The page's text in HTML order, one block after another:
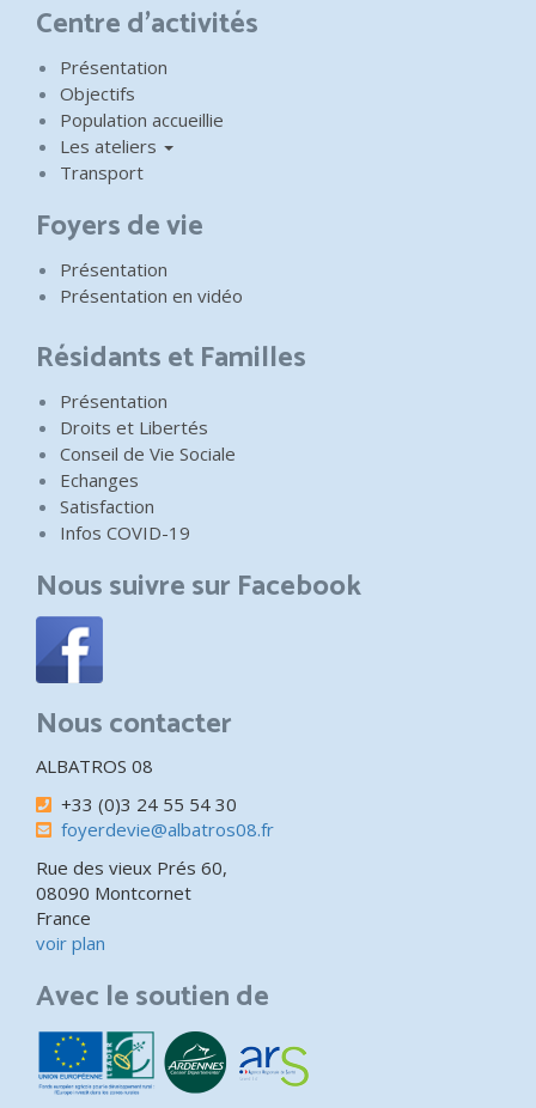
Centre d'activités
Présentation
Objectifs
Population accueillie
Les ateliers
Transport
Foyers de vie
Présentation
Présentation en vidéo
Résidants et Familles
Présentation
Droits et Libertés
Conseil de Vie Sociale
Echanges
Satisfaction
Infos COVID-19
Nous suivre sur Facebook
Nous contacter
ALBATROS 08
+33 (0)3 24 55 54 30
foyerdevie@albatros08.fr
Rue des vieux Prés 60,
08090 Montcornet
France
voir plan
Avec le soutien de